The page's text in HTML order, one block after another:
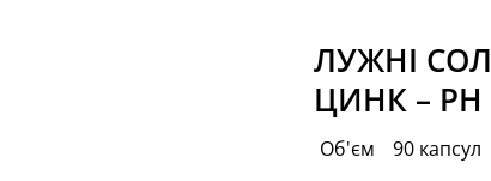
ЛУЖНІ
ЦИНК – PH
Об'єм 90 капсул